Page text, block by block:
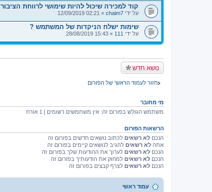
קוד למכירה שיכול להיות שימושי לרווחת הציבור
על ידי chaim7
» 02:21 12/09/2019
שימות ישלח הניקדות של המשתמש ?
על ידי 111
» 15:43 28/08/2019
נושא חדש
חזור לעמוד הראשי של הפורום
מי מחובר
משתמש הגולש בפורום זה: אין משתמשים רשומים | 1 אורח
הרשאות הפורום
הנכם לא רשאים לכתוב נושאים חדשים בפורום זה
אתה לא רשאים להגיב לנושאים קיימים בפורום זה
הנכם לא רשאים לערוך את ההודעות שלך בפורום זה
הנכם לא רשאים למחוק את הודעותיך בפורום זה
הנכם לא רשאים לצרף קבצים בפורום זה
עמוד ראשי